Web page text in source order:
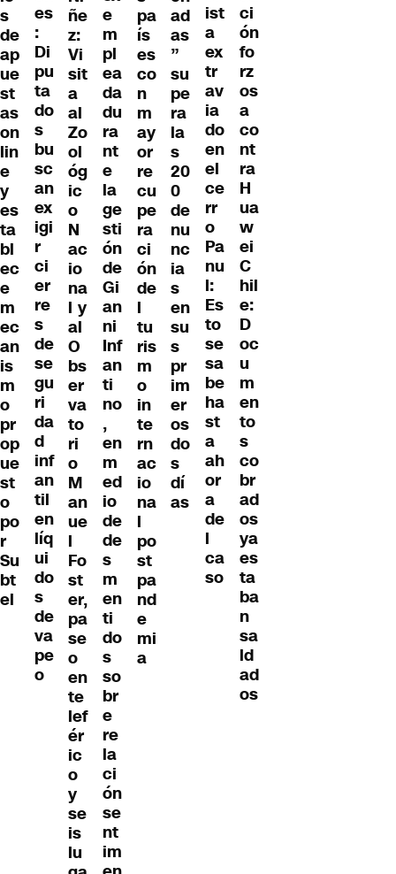
s
de
ap
ue
st
as
on
lin
e
y
es
ta
bl
ec
e
m
ec
an
is
m
o
pr
op
ue
st
o
po
r
Su
bt
el
es
:
Di
pu
ta
do
s
bu
sc
an
ex
igi
r
ci
er
re
s
de
se
gu
ri
da
d
inf
an
til
en
líq
ui
do
s
de
va
pe
o
ñe
z:
Vi
sit
a
al
Zo
ol
óg
ic
o
N
ac
io
na
l y
al
O
bs
er
va
to
ri
o
M
an
ue
l
Fo
st
er,
pa
se
o
en
te
lef
ér
ic
o
y
se
is
lu
e
m
pl
ea
da
du
ra
nt
e
la
ge
sti
ón
de
Gi
an
ni
Inf
an
ti
no
,
en
m
ed
io
de
de
s
m
en
ti
do
s
so
br
e
re
la
ci
ón
se
nt
im
pa
ís
es
co
n
m
ay
or
re
cu
pe
ra
ci
ón
de
l
tu
ris
m
o
in
te
rn
ac
io
na
l
po
st
pa
nd
e
mi
a
ad
as
”
su
pe
ra
la
s
20
0
de
nu
nc
ia
s
en
su
s
pr
im
er
os
do
s
dí
as
ist
a
ex
tr
av
ia
do
en
el
ce
rr
o
Pa
nu
l:
Es
to
se
sa
be
ha
st
a
ah
or
a
de
l
ca
so
ci
ón
fo
rz
os
a
co
nt
ra
H
ua
w
ei
C
hil
e:
D
oc
u
m
en
to
s
co
br
ad
os
ya
es
ta
ba
n
sa
ld
ad
os